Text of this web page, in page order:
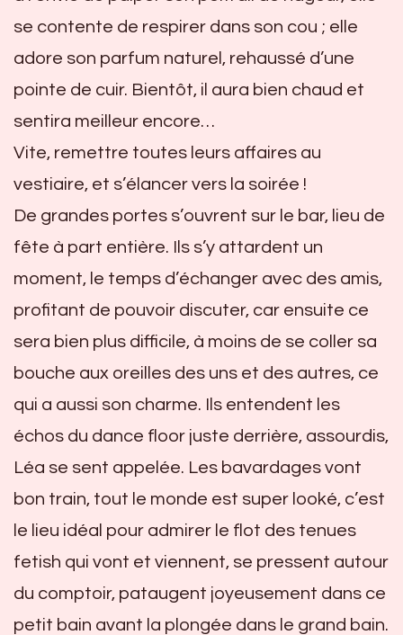
se contente de respirer dans son cou ; elle
adore son parfum naturel, rehaussé d’une
pointe de cuir. Bientôt, il aura bien chaud et
sentira meilleur encore…
Vite, remettre toutes leurs affaires au
vestiaire, et s’élancer vers la soirée !
De grandes portes s’ouvrent sur le bar, lieu de
fête à part entière. Ils s’y attardent un
moment, le temps d’échanger avec des amis,
profitant de pouvoir discuter, car ensuite ce
sera bien plus difficile, à moins de se coller sa
bouche aux oreilles des uns et des autres, ce
qui a aussi son charme. Ils entendent les
échos du dance floor juste derrière, assourdis,
Léa se sent appelée. Les bavardages vont
bon train, tout le monde est super looké, c’est
le lieu idéal pour admirer le flot des tenues
fetish qui vont et viennent, se pressent autour
du comptoir, pataugent joyeusement dans ce
petit bain avant la plongée dans le grand bain.